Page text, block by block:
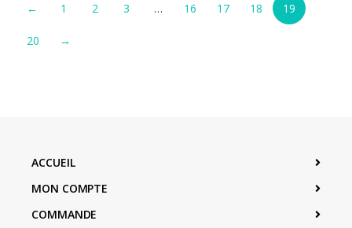
← 1 2 3 … 16 17 18 19
20 →
ACCUEIL
MON COMPTE
COMMANDE